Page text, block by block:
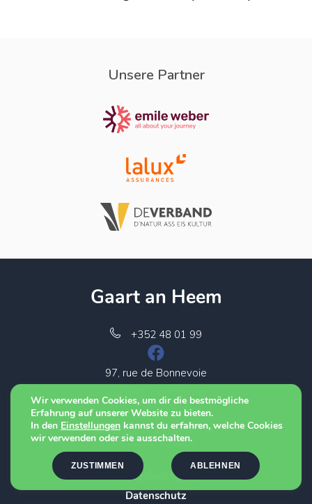
Unsere Partner
Gaart an Heem
+352 48 01 99
97, rue de Bonnevoie
Mein Gaart an Heem
Nutzungsbedingungen
Datenschutz
Wir verwenden Cookies, um dir die bestmögliche
Erfahrung auf unserer Website zu bieten.
In den Einstellungen kannst du erfahren, welche Cookies
wir verwenden oder sie ausschalten.
ZUSTIMMEN ABLEHNEN